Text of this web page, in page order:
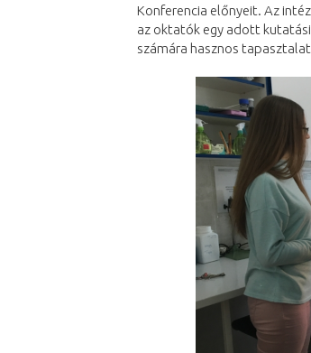
Konferencia előnyeit. Az
az oktatók egy adott
számára hasznos